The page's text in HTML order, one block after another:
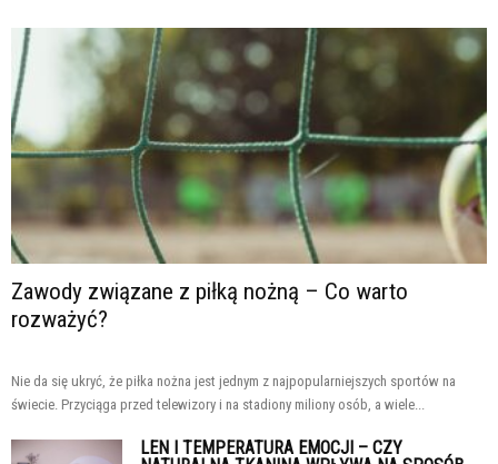
Zawody związane z piłką nożną – Co warto
rozważyć?
Nie da się ukryć, że piłka nożna jest jednym z najpopularniejszych sportów na
świecie. Przyciąga przed telewizory i na stadiony miliony osób, a wiele...
LEN I TEMPERATURA EMOCJI – CZY